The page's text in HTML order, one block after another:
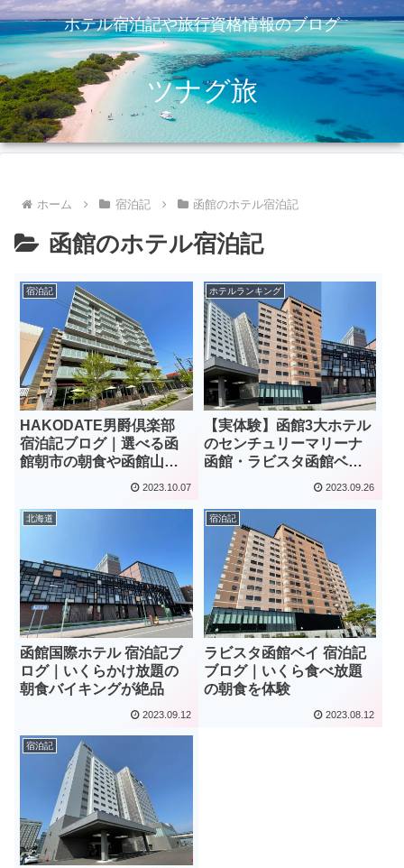
ホテル宿泊記や旅行資格情報のブログ
ツナグ旅
ホーム 宿泊記 函館のホテル宿泊記
函館のホテル宿泊記
宿泊記
HAKODATE男爵倶楽部
宿泊記ブログ｜選べる函
館朝市の朝食や函館山を
一望できる客室が魅力
2023.10.07
ホテルランキング
【実体験】函館3大ホテル
のセンチュリーマリーナ
函館・ラビスタ函館ベ
イ・函館国際ホテルを徹
2023.09.26
北海道
函館国際ホテル 宿泊記ブ
ログ｜いくらかけ放題の
朝食バイキングが絶品
2023.09.12
宿泊記
ラビスタ函館ベイ 宿泊記
ブログ｜いくら食べ放題
の朝食を体験
2023.08.12
宿泊記